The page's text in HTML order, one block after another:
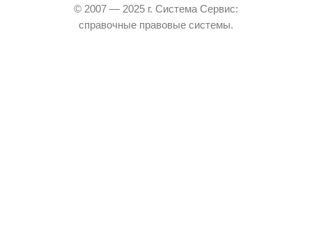
© 2007 — 2025 г. Система Сервис:
справочные правовые системы.